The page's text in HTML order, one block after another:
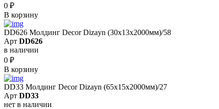
0 ₽
В корзину
DD626 Молдинг Decor Dizayn (30x13x2000мм)/58
Арт DD626
в наличии
0 ₽
В корзину
DD33 Молдинг Decor Dizayn (65x15x2000мм)/27
Арт DD33
нет в наличии